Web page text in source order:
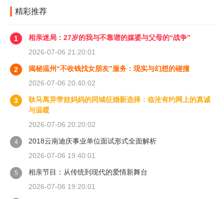
精彩推荐
1
相亲迷局：27岁的我与不靠谱的媒婆与父母的“战争”
2026-07-06 21:20:01
2
揭秘温州“不收钱找女朋友”服务：现实与幻想的碰撞
2026-07-06 20:40:02
3
耿马离异带娃妈妈的同城征婚新选择：临沧有约网上的真诚
与温暖
2026-07-06 20:20:02
4
2018云南迪庆事业单位面试形式全面解析
2026-07-06 19:40:01
5
相亲节目：从传统到现代的爱情新舞台
2026-07-06 19:20:01